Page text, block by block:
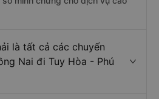
là tất cả các chuyến
Nai đi Tuy Hòa - Phú